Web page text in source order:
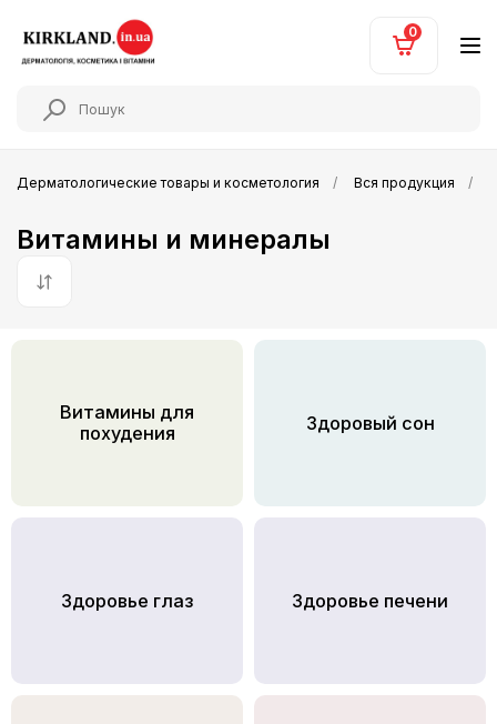
0
Дерматологические товары и косметология Вся продукция
Витамины и минералы
По умолчанию
Витамины для
похудения
Здоровый сон
Здоровье глаз Здоровье печени